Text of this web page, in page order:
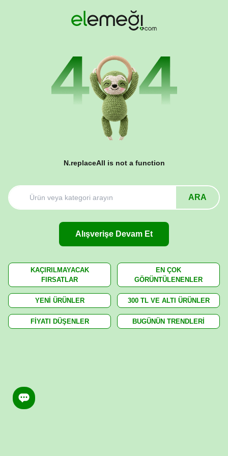
N.replaceAll is not a function
ARA
Alışverişe Devam Et
KAÇIRILMAYACAK
FIRSATLAR
EN ÇOK
GÖRÜNTÜLENENLER
YENİ ÜRÜNLER 300 TL VE ALTI ÜRÜNLER
FİYATI DÜŞENLER BUGÜNÜN TRENDLERİ